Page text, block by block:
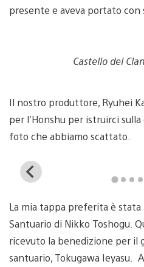
presente e aveva portato con
Castello del
Il nostro produttore, Ryuhei
per l’Honshu per istruirci
foto che abbiamo scattato.
View
image
La mia tappa preferita è
Santuario di Nikko Toshogu.
ricevuto la benedizione per il
santuario, Tokugawa Ieyasu.